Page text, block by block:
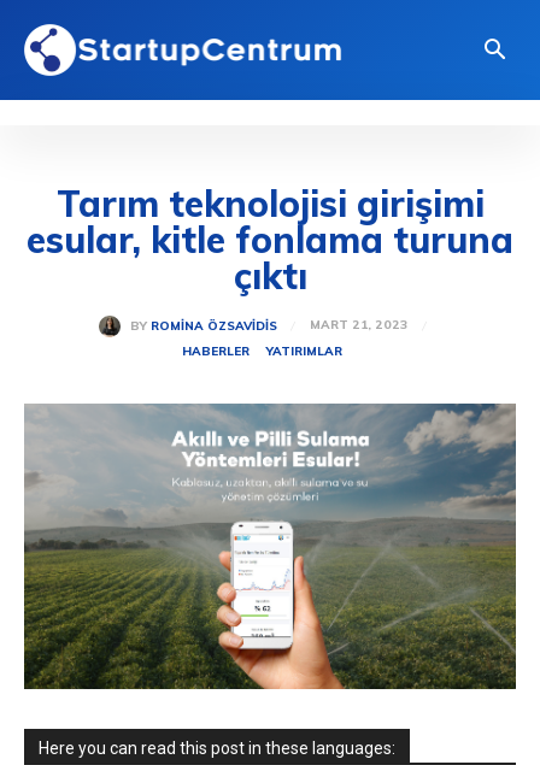
Tarım teknolojisi girişimi
esular, kitle fonlama turuna
çıktı
BY ROMINA ÖZSAVIDIS
MART 21, 2023
HABERLER
YATIRIMLAR
Here you can read this post in these languages: